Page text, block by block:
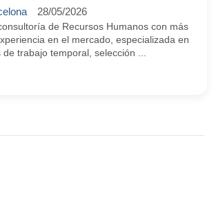
28/05/2026
de Recursos Humanos con más
en el mercado, especializada en
trabajo temporal, selección ...